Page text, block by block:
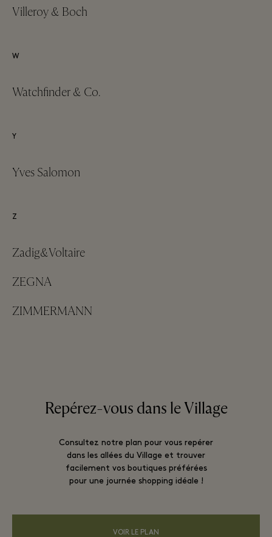
Villeroy & Boch
W
Watchfinder & Co.
Y
Yves Salomon
Z
Zadig&Voltaire
ZEGNA
ZIMMERMANN
Repérez-vous dans le Village
Consultez notre plan pour vous repérer
dans les allées du Village et trouver
facilement vos boutiques préférées
pour une journée shopping idéale !
VOIR LE PLAN